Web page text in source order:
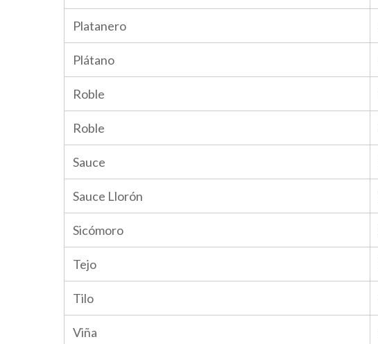
Platanero
Plátano
Roble
Roble
Sauce
Sauce Llorón
Sicómoro
Tejo
Tilo
Viña